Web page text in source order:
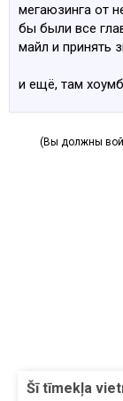
Šī tīmekļa
мегаюзинга от
бы были все
майл и принять
и ещё, там
(Вы должны